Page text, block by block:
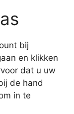
bij
en klikken
dat u uw
de hand
in te